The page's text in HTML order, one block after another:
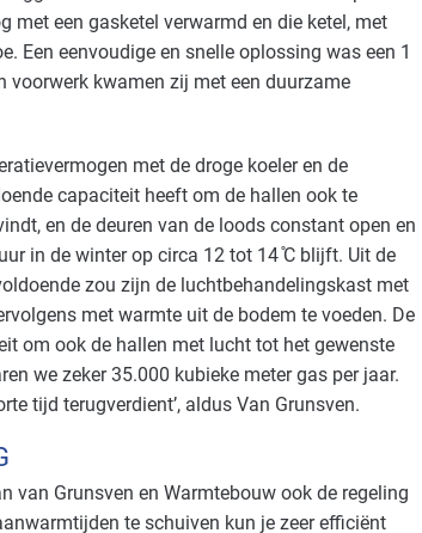
met een gasketel verwarmd en die ketel, met
Een eenvoudige en snelle oplossing was een 1
voorwerk kwamen zij met een duurzame
met de droge koeler en de
capaciteit heeft om de hallen ook te
en de deuren van de loods constant open en
in de winter op circa 12 tot 14 ̊C blijft. Uit de
zou zijn de luchtbehandelingskast met
met warmte uit de bodem te voeden. De
om ook de hallen met lucht tot het gewenste
we zeker 35.000 kubieke meter gas per jaar.
tijd terugverdient’, aldus Van Grunsven.
van Grunsven en Warmtebouw ook de regeling
te schuiven kun je zeer efficiënt